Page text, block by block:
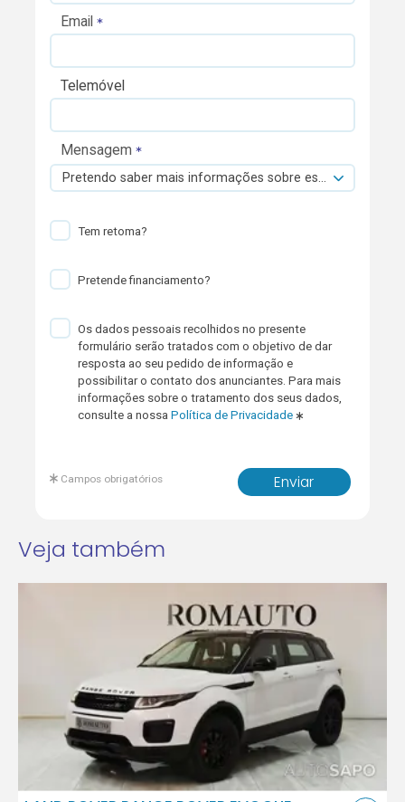
Email
Telemóvel
Mensagem
Pretendo saber mais informações sobre esta viatura.
Tem retoma?
Pretende financiamento?
Os dados pessoais recolhidos no presente
formulário serão tratados com o objetivo de dar
resposta ao seu pedido de informação e
possibilitar o contato dos anunciantes. Para mais
informações sobre o tratamento dos seus dados,
consulte a nossaPolítica de Privacidade
Enviar
Campos obrigatórios
Veja também